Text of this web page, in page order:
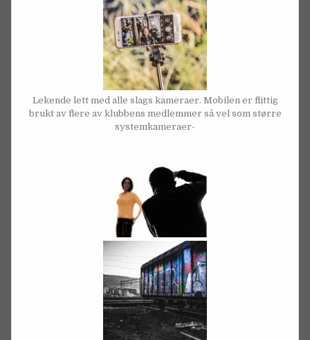
Lekende lett med alle slags kameraer. Mobilen er flittig
brukt av flere av klubbens medlemmer så vel som større
systemkameraer-